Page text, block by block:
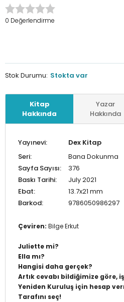
0 Değerlendirme
Stok Durumu: Stokta var
Kitap
Hakkında
Yazar
Hakkında
Yayınevi:
Dex Kitap
Seri:
Bana Dokunma
Sayfa Sayısı:
376
Baskı Tarihi:
July 2021
Ebat:
13.7x21 mm
Barkod:
9786050986297
Çeviren: Bilge Erkut
Juliette mi?
Ella mı?
Hangisi daha gerçek?
Artık cevabı bildiğimize göre,
Yeniden Kuruluş için hesap
Tarafını seç!